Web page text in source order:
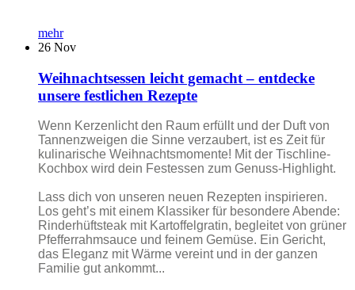
mehr
26 Nov
Weihnachtsessen leicht gemacht – entdecke
unsere festlichen Rezepte
Wenn Kerzenlicht den Raum erfüllt und der Duft von
Tannenzweigen die Sinne verzaubert, ist es Zeit für
kulinarische Weihnachtsmomente! Mit der Tischline-
Kochbox wird dein Festessen zum Genuss-Highlight.
Lass dich von unseren neuen Rezepten inspirieren.
Los geht’s mit einem Klassiker für besondere Abende:
Rinderhüftsteak mit Kartoffelgratin, begleitet von grüner
Pfefferrahmsauce und feinem Gemüse. Ein Gericht,
das Eleganz mit Wärme vereint und in der ganzen
Familie gut ankommt...